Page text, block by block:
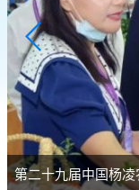
第二十九届中国杨